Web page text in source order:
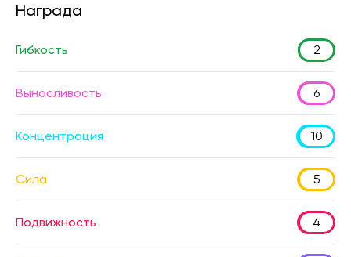
Награда
Гибкость 2
Выносливость 6
Концентрация 10
Сила 5
Подвижность 4